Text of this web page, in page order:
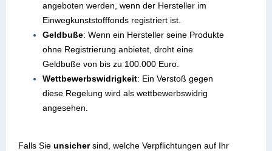
angeboten werden, wenn der Hersteller im
Einwegkunststofffonds registriert ist.
Geldbuße: Wenn ein Hersteller seine Produkte
ohne Registrierung anbietet, droht eine
Geldbuße von bis zu 100.000 Euro.
Wettbewerbswidrigkeit: Ein Verstoß gegen
diese Regelung wird als wettbewerbswidrig
angesehen.
Falls Sie unsichersind, welche Verpflichtungen auf Ihr